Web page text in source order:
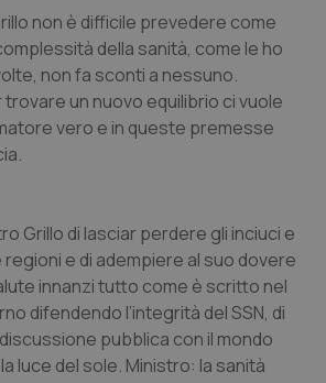
non è difficile prevedere come
della sanità, come le ho
non fa sconti a nessuno.
trovare un nuovo equilibrio ci vuole
vero e in queste premesse
Grillo di lasciar perdere gli inciuci e
regioni e di adempiere al suo dovere
innanzi tutto come è scritto nel
difendendo l’integrità del SSN, di
pubblica con il mondo
luce del sole. Ministro: la sanità